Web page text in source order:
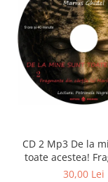
CD 2 Mp3 De la
toate acestea!
din cărțile lui30,00 Lei